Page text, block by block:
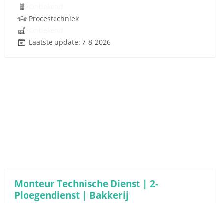
Procestechniek
Laatste update: 7-8-2026
Monteur Technische Dienst | 2-
Ploegendienst | Bakkerij